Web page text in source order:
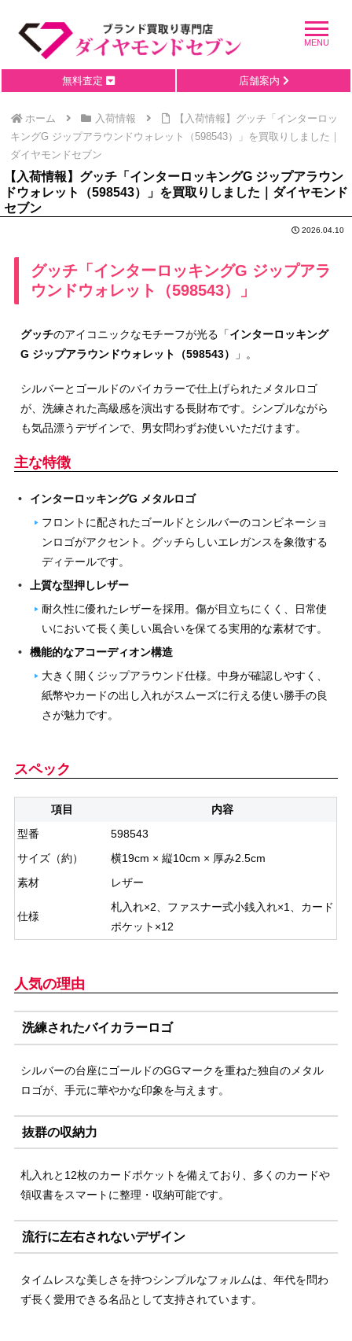
無料査定 店舗案内
ホーム 入荷情報
【入荷情報】グッチ「インターロッ
キングG ジップアラウンドウォレット（598543）」を買取りしました｜
ダイヤモンドセブン
【入荷情報】グッチ「インターロッキングG ジップアラウン
ドウォレット（598543）」を買取りしました｜ダイヤモンド
セブン
2026.04.10
グッチ「インターロッキングG ジップアラ
ウンドウォレット（598543）」
グッチのアイコニックなモチーフが光る「インターロッキング
G ジップアラウンドウォレット（598543）
」。
シルバーとゴールドのバイカラーで仕上げられたメタルロゴ
が、洗練された高級感を演出する長財布です。シンプルながら
も気品漂うデザインで、男女問わずお使いいただけます。
主な特徴
インターロッキングG メタルロゴ
フロントに配されたゴールドとシルバーのコンビネーショ
ンロゴがアクセント。グッチらしいエレガンスを象徴する
ディテールです。
上質な型押しレザー
耐久性に優れたレザーを採用。傷が目立ちにくく、日常使
いにおいて長く美しい風合いを保てる実用的な素材です。
機能的なアコーディオン構造
大きく開くジップアラウンド仕様。中身が確認しやすく、
紙幣やカードの出し入れがスムーズに行える使い勝手の良
さが魅力です。
スペック
項目
内容
型番
598543
サイズ（約）
横19cm × 縦10cm × 厚み2.5cm
素材
レザー
仕様
札入れ×2、ファスナー式小銭入れ×1、カード
ポケット×12
人気の理由
洗練されたバイカラーロゴ
シルバーの台座にゴールドのGGマークを重ねた独自のメタル
ロゴが、手元に華やかな印象を与えます。
抜群の収納力
札入れと12枚のカードポケットを備えており、多くのカードや
領収書をスマートに整理・収納可能です。
流行に左右されないデザイン
タイムレスな美しさを持つシンプルなフォルムは、年代を問わ
ず長く愛用できる名品として支持されています。